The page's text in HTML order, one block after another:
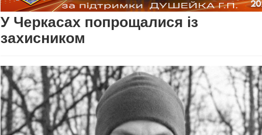
У Черкасах попрощалися із
захисником